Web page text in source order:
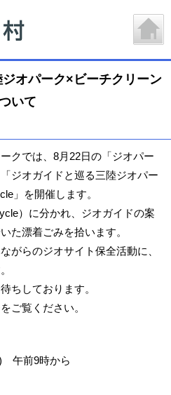
ジオパーク×ビーチクリーン
いて
クでは、8月22日の「ジオパー
ジオガイドと巡る三陸ジオパー
」を開催します。
）に分かれ、ジオガイドの案
た漂着ごみを拾います。
がらのジオサイト保全活動に、
ちしております。
ご覧ください。
午前9時から